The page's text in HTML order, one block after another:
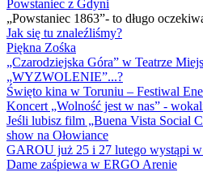
Powstaniec z Gdyni
„Powstaniec 1863”- to długo
Jak się tu znaleźliśmy?
Piękna Zośka
„Czarodziejska Góra” w Teatrze
„WYZWOLENIE”...?
Święto kina w Toruniu – Festiwal
Koncert „Wolność jest w nas” -
Jeśli lubisz film „Buena Vista Social
show na Ołowiance
GAROU już 25 i 27 lutego wystąpi
Dame zaśpiewa w ERGO Arenie